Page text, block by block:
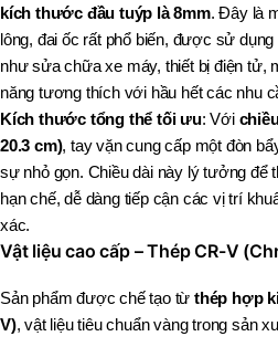
kích thước đầu tuýp là 8mm. Đây là
lông, đai ốc rất phổ biến, được sử
như sửa chữa xe máy, thiết bị điện tử,
năng tương thích với hầu hết các nhu
Kích thước tổng thể tối ưu: Với
20.3 cm), tay vặn cung cấp một đòn
sự nhỏ gọn. Chiều dài này lý tưởng để
hạn chế, dễ dàng tiếp cận các vị trí
xác.
Vật liệu cao cấp – Thép CR-V
Sản phẩm được chế tạo từ thép hợp
V), vật liệu tiêu chuẩn vàng trong sản